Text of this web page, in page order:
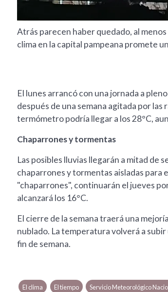
Atrás parecen haber quedado, al
clima en la capital pampeana promete
El lunes arrancó con una jornada a
después de una semana agitada por
termómetro podría llegar a los 28°C,
Chaparrones y tormentas
Las posibles lluvias llegarán a mitad de
chaparrones y tormentas aisladas para
"chaparrones", continuarán el jueves
alcanzará los 16°C.
El cierre de la semana traerá una
nublado. La temperatura volverá a subir
fin de semana.
El clima El tiempo Servicio Meteorológico